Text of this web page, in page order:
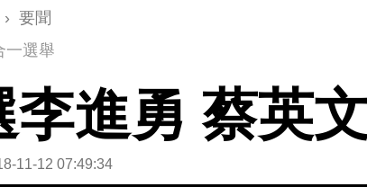
› 要聞
一選舉
李進勇 蔡英
11-12 07:49:34